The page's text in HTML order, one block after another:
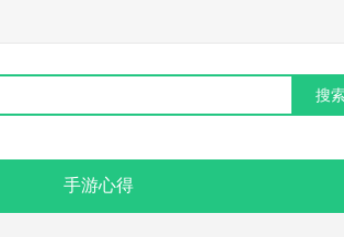
手游心得